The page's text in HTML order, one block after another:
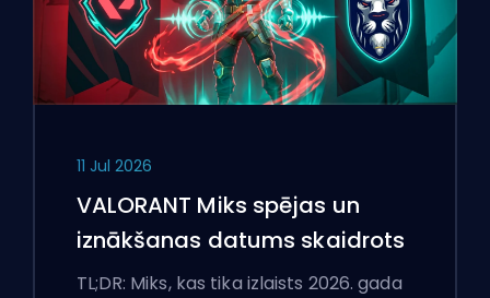
11 Jul 2026
VALORANT Miks spējas un
iznākšanas datums skaidrots
TL;DR: Miks, kas tika izlaists 2026. gada